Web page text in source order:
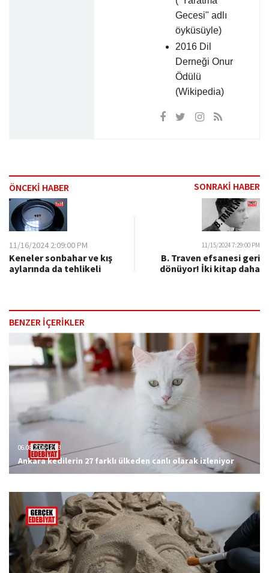
Gecesi" adlı
öyküsüyle)
2016 Dil
Derneği Onur
Ödülü
(Wikipedia)
ÖNCEKİ HABER SONRAKİ HABER
11/16/2024 2:09:00 PM
Keneler sonbahar ve kış
aylarında da tehlikeli
11/15/2024 7:29:00 PM
B. Traven efsanesi geri
dönüyor! İki kitap daha
BENZER İÇERİKLER
06.08.2026 12:23
Ankara kedilerin 27 farklı ülkeden canlı olarak izleniyor